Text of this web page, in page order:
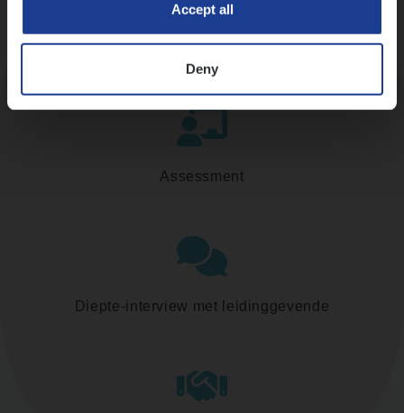
Accept all
Deny
Kennismaking met HR
Assessment
Diepte-interview met leidinggevende